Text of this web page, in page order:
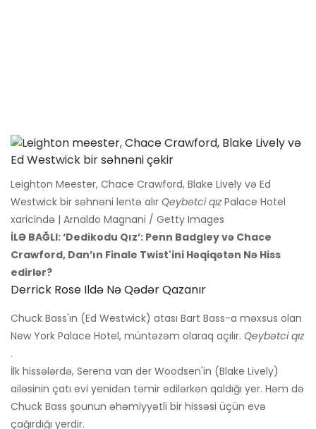
Leighton Meester, Chace Crawford, Blake Lively və Ed
Westwick bir səhnəni lentə alır Qeybətci qızPalace Hotel
xaricində | Arnaldo Magnani / Getty Images
İLƏ BAĞLI: ‘Dedikodu Qız’: Penn Badgley və Chace
Crawford, Dan’ın Finale Twist'ini Həqiqətən Nə Hiss
edirlər?
Derrick Rose Ildə Nə Qədər Qazanır
Chuck Bass'ın (Ed Westwick) atası Bart Bass-a məxsus olan
New York Palace Hotel, müntəzəm olaraq açılır. Qeybətci qız
.
İlk hissələrdə, Serena van der Woodsen'in (Blake Lively)
ailəsinin çatı evi yenidən təmir edilərkən qaldığı yer. Həm də
Chuck Bass şounun əhəmiyyətli bir hissəsi üçün evə
çağırdığı yerdir.